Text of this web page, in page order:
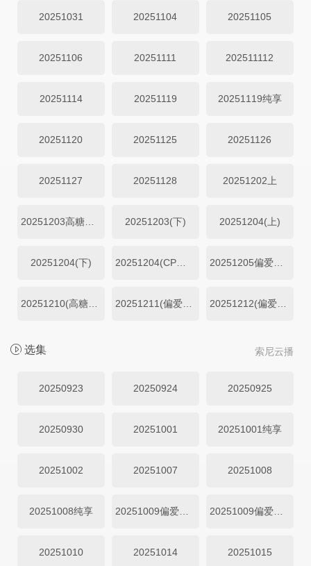
20251031 20251104 20251105
20251106 20251111 202511112
20251114 20251119 20251119纯享
20251120 20251125 20251126
20251127 20251128 20251202上
20251203(下) 20251204(上)
20251204(下) 20251204(CP陪看) 20251205偏爱日记
20251211(偏爱加码) 20251212(偏爱日记)
索尼云播
选集
20250923 20250924 20250925
20250930 20251001 20251001纯享
20251002 20251007 20251008
20251008纯享 20251009偏爱加码 20251009偏爱投递
20251010 20251014 20251015